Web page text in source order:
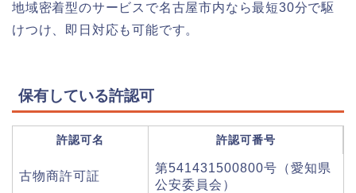
地域密着型のサービスで名古屋市内なら最短30分で駆
けつけ、即日対応も可能です。
保有している許認可
許認可名 許認可番号
古物商許可証
第541431500800号（愛知県
公安委員会）